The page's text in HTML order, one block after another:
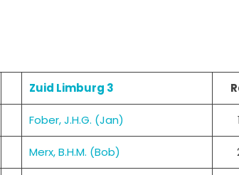
Zuid Limburg 3
Fober, J.H.G. (Jan)
Merx, B.H.M. (Bob)